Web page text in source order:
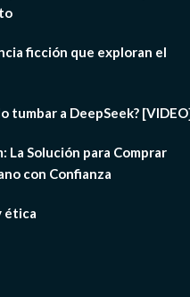
ficción que exploran el
tumbar a DeepSeek?
La Solución para Comprar
con Confianza
ética